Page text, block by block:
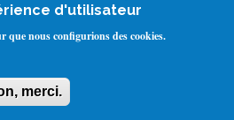
CONTACT
d'utilisateur
que nous configurions des cookies.
merci.